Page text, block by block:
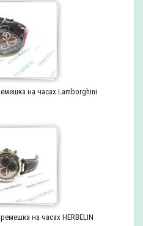
на часах Lamborghini
на часах HERBELIN